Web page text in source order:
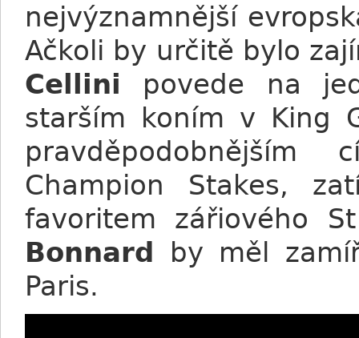
nejvýznamnější
Ačkoli by určitě bylo
Cellini povede na
starším koním v King
pravděpodobnějším
Champion Stakes,
favoritem zářiového
Bonnard
by měl
Paris.